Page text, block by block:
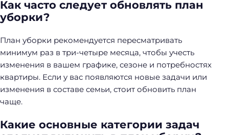
Как часто следует обновлять план
уборки?
План уборки рекомендуется пересматривать
минимум раз в три-четыре месяца, чтобы учесть
изменения в вашем графике, сезоне и потребностях
квартиры. Если у вас появляются новые задачи или
изменения в составе семьи, стоит обновить план
чаще.
Какие основные категории задач